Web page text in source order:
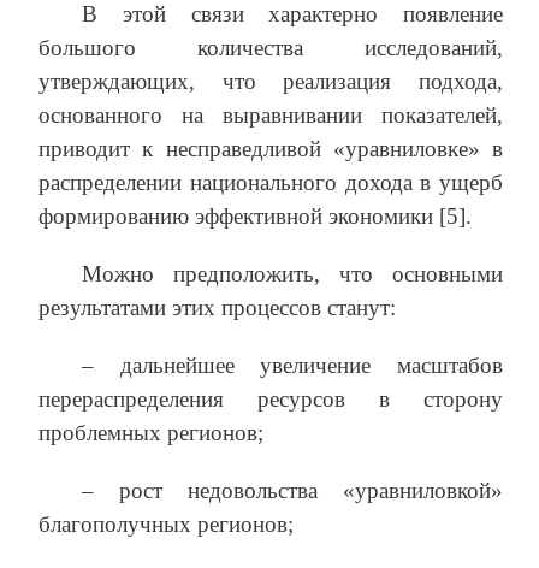
В этой связи характерно появление
большого количества исследований,
утверждающих, что реализация подхода,
основанного на выравнивании показателей,
приводит к несправедливой «уравниловке» в
распределении национального дохода в ущерб
формированию эффективной экономики [5].
Можно предположить, что основными
результатами этих процессов станут:
– дальнейшее увеличение масштабов
перераспределения ресурсов в сторону
проблемных регионов;
– рост недовольства «уравниловкой»
благополучных регионов;